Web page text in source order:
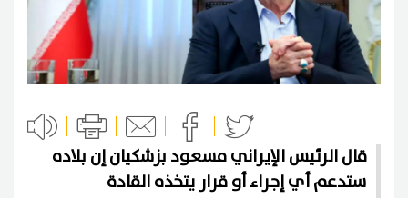
قال الرئيس الإيراني مسعود ‌بزشكيان إن بلاده
ستدعم أي إجراء أو قرار يتخذه القادة